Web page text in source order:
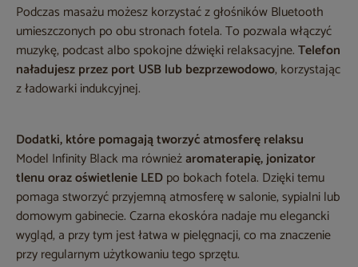
Podczas masażu możesz korzystać z głośników Bluetooth
umieszczonych po obu stronach fotela. To pozwala włączyć
muzykę, podcast albo spokojne dźwięki relaksacyjne.Telefon
naładujesz przez port USB lub bezprzewodowo, korzystając
z ładowarki indukcyjnej.
Dodatki, które pomagają tworzyć atmosferę relaksu
Model Infinity Black ma równieżaromaterapię, jonizator
tlenu oraz oświetlenie LEDpo bokach fotela. Dzięki temu
pomaga stworzyć przyjemną atmosferę w salonie, sypialni lub
domowym gabinecie. Czarna ekoskóra nadaje mu elegancki
wygląd, a przy tym jest łatwa w pielęgnacji, co ma znaczenie
przy regularnym użytkowaniu tego sprzętu.